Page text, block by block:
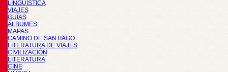
LINGÜÍSTICA
VIAJES
GUÍAS
ÁLBUMES
MAPAS
CAMINO DE SANTIAGO
LITERATURA DE VIAJES
CIVILIZACIÓN
LITERATURA
CINE